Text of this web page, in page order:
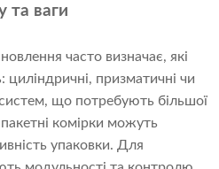
та ваги
часто визначає, які
циліндричні, призматичні чи
що потребують більшої
комірки можуть
упаковки. Для